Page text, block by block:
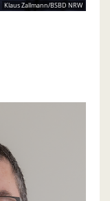
Klaus Zallmann/BSBD NRW